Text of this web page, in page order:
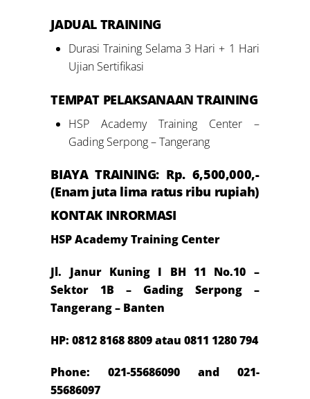
JADUAL TRAINING
Durasi Training Selama 3 Hari + 1 Hari
Ujian Sertifikasi
TEMPAT PELAKSANAAN TRAINING
HSP Academy Training Center –
Gading Serpong – Tangerang
BIAYA TRAINING: Rp. 6,500,000,-
(Enam juta lima ratus ribu rupiah)
KONTAK INRORMASI
HSP Academy Training Center
Jl. Janur Kuning I BH 11 No.10 –
Sektor 1B – Gading Serpong –
Tangerang – Banten
HP: 0812 8168 8809 atau 0811 1280 794
Phone: 021-55686090 and 021-
55686097